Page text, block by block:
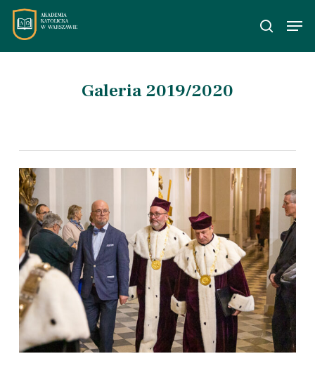
Skip
main
Galeria 2019/2020